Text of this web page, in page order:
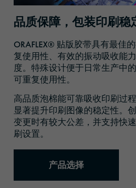
品质保障，包装印刷稳
ORAFLEX® 贴版胶带具有最佳
复使用性、有效的振动吸收能
度。特殊设计便于日常生产中
可重复使用性。
高品质泡棉能可靠吸收印刷过
显著提升印刷图像的稳定性。
变更时有较大公差，并支持快
刷设置。
产品选择